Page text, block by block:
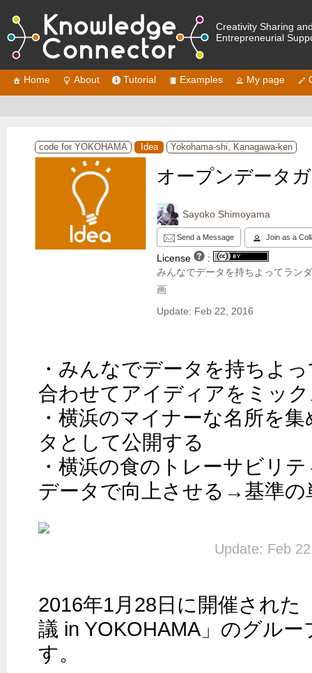
Creativity Sharing
Entrepreneurial
Home About Tutorial Examples My page
code for YOKOHAMA Idea Yokohama-shi, Kanagawa-ken
オープンデータ
Sayoko Shimoyama
Send a Message Join as a
License
:
みんなでデータを持ちよってラン
画
Update: Feb 22, 2016
・みんなでデータを持ちよ
合わせてアイディアをミッ
・横浜のマイナーな名所を
タとして公開する
・横浜の食のトレーサビリ
データで向上させる→基準の
Update: Feb
2016年1月28日に開催された
議 in YOKOHAMA」のグル
す。